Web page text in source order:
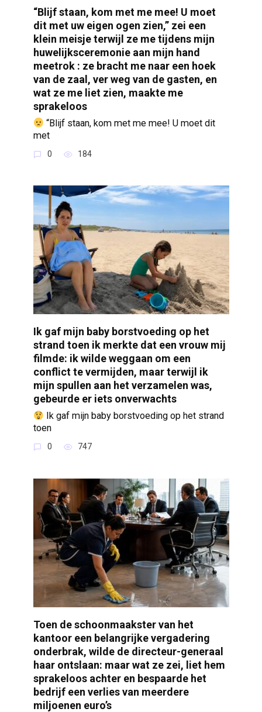
“Blijf staan, kom met me mee! U moet
dit met uw eigen ogen zien,” zei een
klein meisje terwijl ze me tijdens mijn
huwelijksceremonie aan mijn hand
meetrok : ze bracht me naar een hoek
van de zaal, ver weg van de gasten, en
wat ze me liet zien, maakte me
sprakeloos
“Blijf staan, kom met me mee! U moet dit
met
0 184
Ik gaf mijn baby borstvoeding op het
strand toen ik merkte dat een vrouw mij
filmde: ik wilde weggaan om een
conflict te vermijden, maar terwijl ik
mijn spullen aan het verzamelen was,
gebeurde er iets onverwachts
Ik gaf mijn baby borstvoeding op het strand
toen
0 747
Toen de schoonmaakster van het
kantoor een belangrijke vergadering
onderbrak, wilde de directeur-generaal
haar ontslaan: maar wat ze zei, liet hem
sprakeloos achter en bespaarde het
bedrijf een verlies van meerdere
miljoenen euro’s